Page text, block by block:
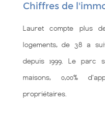
Chiffres de
Lauret compte plus
logements, de 38 a
depuis 1999. Le parc
maisons, 0,00%
propriétaires.